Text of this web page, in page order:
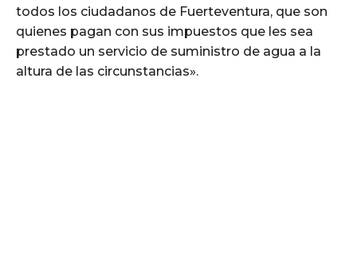
todos los ciudadanos de Fuerteventura, que son
quienes pagan con sus impuestos que les sea
prestado un servicio de suministro de agua a la
altura de las circunstancias».